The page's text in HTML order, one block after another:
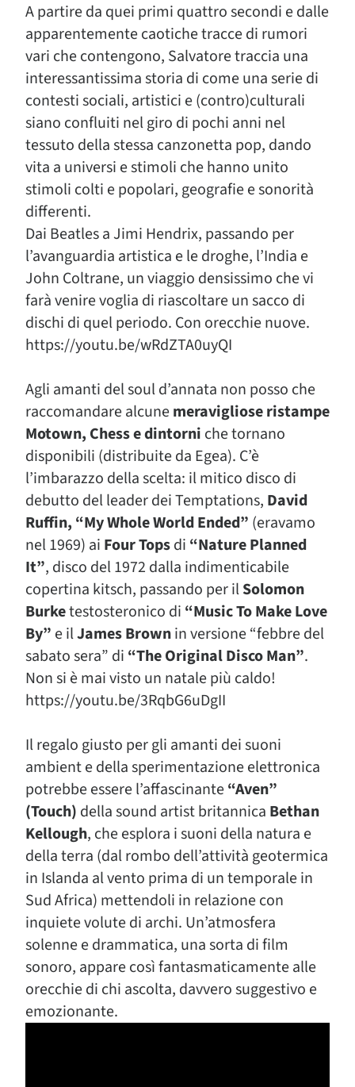
A partire da quei primi quattro secondi e dalle
apparentemente caotiche tracce di rumori
vari che contengono, Salvatore traccia una
interessantissima storia di come una serie di
contesti sociali, artistici e (contro)culturali
siano confluiti nel giro di pochi anni nel
tessuto della stessa canzonetta pop, dando
vita a universi e stimoli che hanno unito
stimoli colti e popolari, geografie e sonorità
differenti.
Dai Beatles a Jimi Hendrix, passando per
l’avanguardia artistica e le droghe, l’India e
John Coltrane, un viaggio densissimo che vi
farà venire voglia di riascoltare un sacco di
dischi di quel periodo. Con orecchie nuove.
https://youtu.be/wRdZTA0uyQI
Agli amanti del soul d’annata non posso che
raccomandare alcunemeravigliose ristampe
Motown, Chess e dintorni che tornano
disponibili (distribuite da Egea). C’è
l’imbarazzo della scelta: il mitico disco di
debutto del leader dei Temptations, David
Ruffin, “My Whole World Ended” (eravamo
nel 1969) ai Four Topsdi “Nature Planned
It”, disco del 1972 dalla indimenticabile
copertina kitsch, passando per ilSolomon
Burketestosteronico di “Music To Make Love
By” e ilJames Brownin versione “febbre del
sabato sera” di “The Original Disco Man”.
Non si è mai visto un natale più caldo!
https://youtu.be/3RqbG6uDgII
Il regalo giusto per gli amanti dei suoni
ambient e della sperimentazione elettronica
potrebbe essere l’affascinante“Aven”
(Touch) della sound artist britannica Bethan
Kellough, che esplora i suoni della natura e
della terra (dal rombo dell’attività geotermica
in Islanda al vento prima di un temporale in
Sud Africa) mettendoli in relazione con
inquiete volute di archi. Un’atmosfera
solenne e drammatica, una sorta di film
sonoro, appare così fantasmaticamente alle
orecchie di chi ascolta, davvero suggestivo e
emozionante.